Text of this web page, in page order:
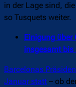
in der Lage sind,
so Tusquets weiter.
Einigung über
insgesamt
Barcelonas
Januar statt – ob